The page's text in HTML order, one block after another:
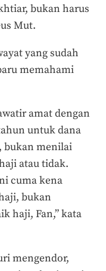
bukan harus
Mut.
yang sudah
memahami
amat dengan
untuk dana
menilai
atau tidak.
cuma kena
bukan
haji, Fan,” kata
mengendor,